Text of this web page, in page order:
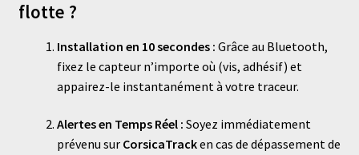
flotte ?
Installation en 10 secondes : Grâce au Bluetooth,
fixez le capteur n’importe où (vis, adhésif) et
appairez-le instantanément à votre traceur.
Alertes en Temps Réel : Soyez immédiatement
prévenu sur CorsicaTracken cas de dépassement de